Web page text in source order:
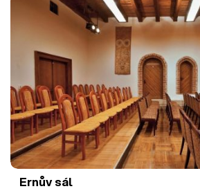
Ernův sál